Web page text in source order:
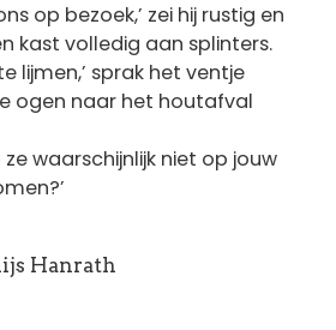
op bezoek,’ zei hij rustig en
kast volledig aan splinters.
lijmen,’ sprak het ventje
ogen naar het houtafval
waarschijnlijk niet op jouw
Hanrath